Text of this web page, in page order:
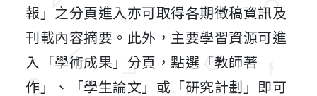
報」之分頁進入亦可取得各期徵稿資訊及
刊載內容摘要。此外，主要學習資源可進
入「學術成果」分頁，點選「教師著
作」、「學生論文」或「研究計劃」即可